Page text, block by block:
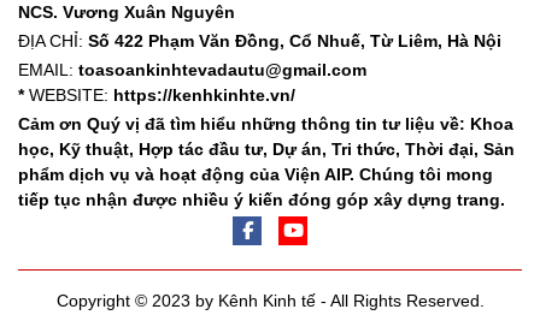
NCS. Vương Xuân Nguyên
ĐỊA CHỈ: Số 422 Phạm Văn Đồng, Cổ Nhuế, Từ Liêm, Hà Nội
EMAIL: toasoankinhtevadautu@gmail.com
*WEBSITE: https://kenhkinhte.vn/
Cảm ơn Quý vị đã tìm hiểu những thông tin tư liệu về: Khoa
học, Kỹ thuật, Hợp tác đầu tư, Dự án, Tri thức, Thời đại, Sản
phẩm dịch vụ và hoạt động của Viện AIP. Chúng tôi mong
tiếp tục nhận được nhiều ý kiến đóng góp xây dựng trang.
Copyright © 2023 by Kênh Kinh tế - All Rights Reserved.